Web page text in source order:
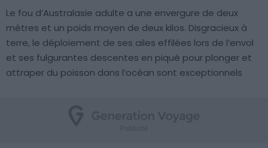
Le fou d’Australasie adulte a une envergure de deux
mètres et un poids moyen de deux kilos. Disgracieux à
terre, le déploiement de ses ailes effilées lors de l’envol
et ses fulgurantes descentes en piqué pour plonger et
attraper du poisson dans l’océan sont exceptionnels